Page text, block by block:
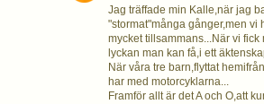
Jag träffade min Kalle,när jag
"stormat"många gånger,men
mycket tillsammans...När vi
lyckan man kan få,i ett
När våra tre barn,flyttat
har med motorcyklarna...
Framför allt är det A och O,att